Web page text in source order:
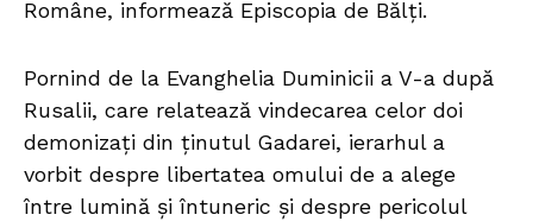
Române, informează Episcopia de Bălți.
Pornind de la Evanghelia Duminicii a V-a după
Rusalii, care relatează vindecarea celor doi
demonizați din ținutul Gadarei, ierarhul a
vorbit despre libertatea omului de a alege
între lumină și întuneric și despre pericolul